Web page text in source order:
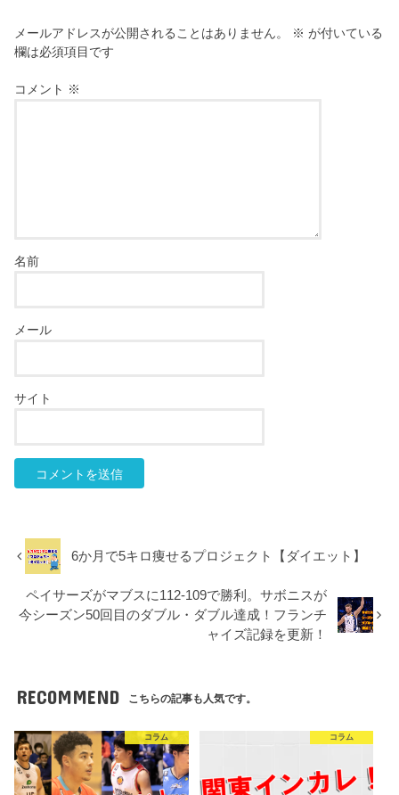
メールアドレスが公開されることはありません。 ※ が付いている
欄は必須項目です
コメント ※
名前
メール
サイト
6か月で5キロ痩せるプロジェクト【ダイエット】
ペイサーズがマブスに112-109で勝利。サボニスが
今シーズン50回目のダブル・ダブル達成！フランチ
ャイズ記録を更新！
RECOMMEND こちらの記事も人気です。
コラム コラム